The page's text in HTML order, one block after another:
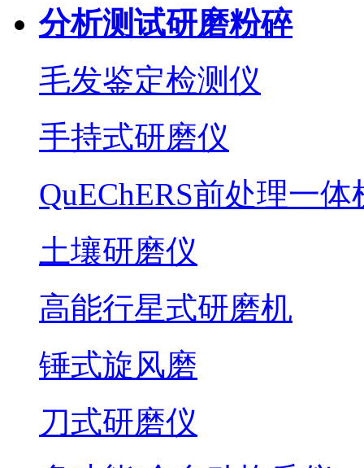
分析测试研磨粉碎
毛发鉴定检测仪
手持式研磨仪
QuEChERS前处理一体
土壤研磨仪
高能行星式研磨机
锤式旋风磨
刀式研磨仪